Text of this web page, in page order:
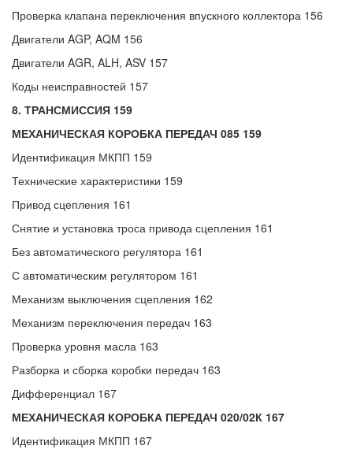
Проверка клапана переключения впускного коллектора 156
Двигатели AGP, AQM 156
Двигатели AGR, ALH, ASV 157
Коды неисправностей 157
8. ТРАНСМИССИЯ 159
МЕХАНИЧЕСКАЯ КОРОБКА ПЕРЕДАЧ 085 159
Идентификация МКПП 159
Технические характеристики 159
Привод сцепления 161
Снятие и установка троса привода сцепления 161
Без автоматического регулятора 161
С автоматическим регулятором 161
Механизм выключения сцепления 162
Механизм переключения передач 163
Проверка уровня масла 163
Разборка и сборка коробки передач 163
Дифференциал 167
МЕХАНИЧЕСКАЯ КОРОБКА ПЕРЕДАЧ 020/02К 167
Идентификация МКПП 167